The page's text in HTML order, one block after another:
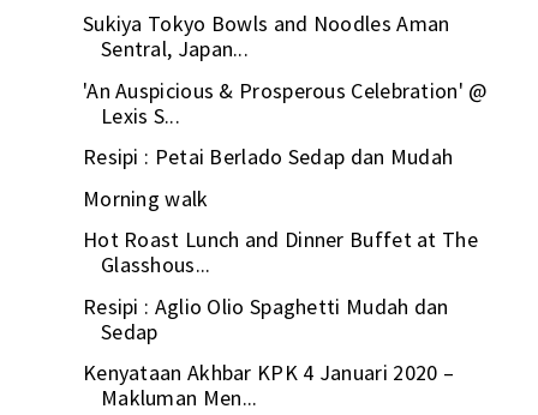
Sukiya Tokyo Bowls and Noodles Aman
Sentral, Japan...
'An Auspicious & Prosperous Celebration' @
Lexis S...
Resipi : Petai Berlado Sedap dan Mudah
Morning walk
Hot Roast Lunch and Dinner Buffet at The
Glasshous...
Resipi : Aglio Olio Spaghetti Mudah dan
Sedap
Kenyataan Akhbar KPK 4 Januari 2020 –
Makluman Men...